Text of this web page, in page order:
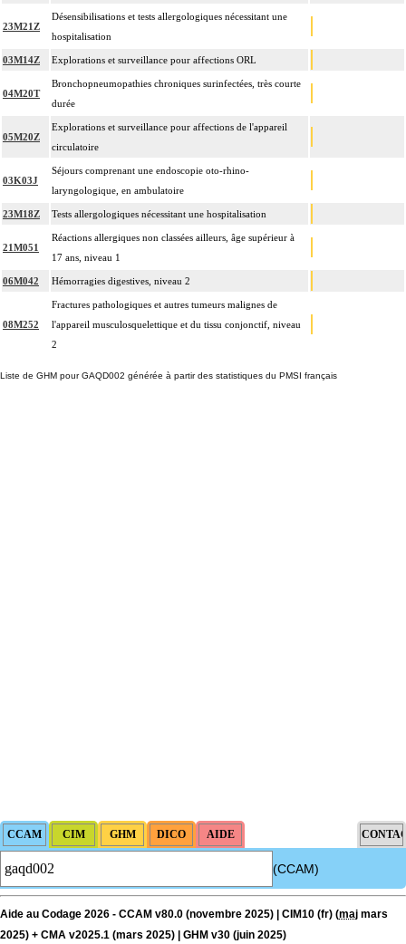
23M21Z
Désensibilisations et tests allergologiques nécessitant une
hospitalisation
03M14Z Explorations et surveillance pour affections ORL
04M20T
Bronchopneumopathies chroniques surinfectées, très courte
durée
05M20Z
Explorations et surveillance pour affections de l'appareil
circulatoire
03K03J
Séjours comprenant une endoscopie oto-rhino-
laryngologique, en ambulatoire
23M18Z Tests allergologiques nécessitant une hospitalisation
21M051
Réactions allergiques non classées ailleurs, âge supérieur à
17 ans, niveau 1
06M042 Hémorragies digestives, niveau 2
08M252
Fractures pathologiques et autres tumeurs malignes de
l'appareil musculosquelettique et du tissu conjonctif, niveau
2
Liste de GHM pour GAQD002 générée à partir des statistiques du PMSI français
(CCAM)
Aide au Codage 2026 - CCAM v80.0 (novembre 2025) | CIM10 (fr) (maj mars
2025) + CMA v2025.1 (mars 2025) | GHM v30 (juin 2025)